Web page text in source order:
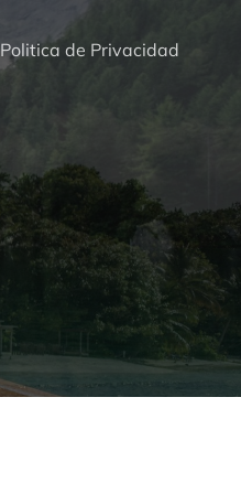
Politica de Privacidad